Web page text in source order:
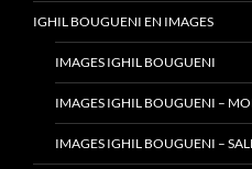
IGHIL BOUGUENI EN IMAGES
IMAGES IGHIL BOUGUENI
IMAGES IGHIL BOUGUENI –
IMAGES IGHIL BOUGUENI –